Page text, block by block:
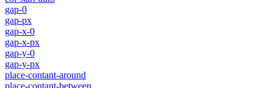
gap-0
gap-px
gap-x-0
gap-x-px
gap-y-0
gap-y-px
place-contant-around
place-contant-between